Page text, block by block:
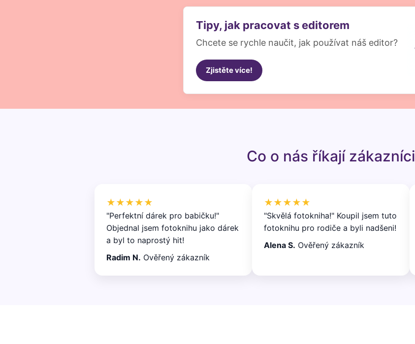
Tipy, jak pracovat s editorem
Chcete se rychle naučit, jak používat náš editor?
Zjistěte více!
Co o nás říkají zákazníci
★★★★★
"Perfektní dárek pro babičku!"
Objednal jsem fotoknihu jako dárek
a byl to naprostý hit!
Radim N. Ověřený zákazník
★★★★★
"Skvělá fotokniha!" Koupil jsem tuto
fotoknihu pro rodiče a byli nadšeni!
Alena S. Ověřený zákazník